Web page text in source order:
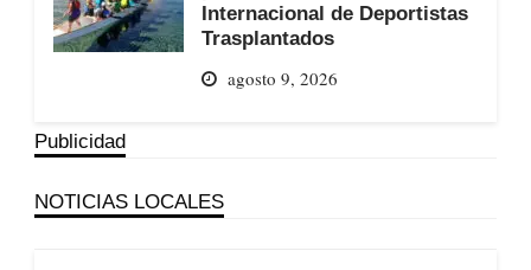
Internacional de Deportistas
Trasplantados
agosto 9, 2026
Publicidad
NOTICIAS LOCALES